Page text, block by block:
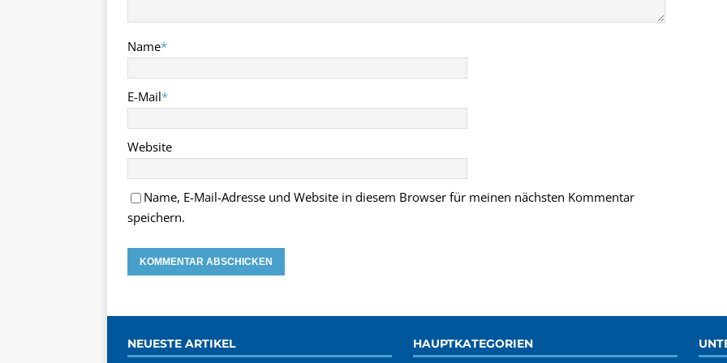
Name*
E-Mail*
Website
Name, E-Mail-Adresse und Website in diesem Browser für meinen nächsten Kommentar
speichern.
NEUESTE ARTIKEL HAUPTKATEGORIEN